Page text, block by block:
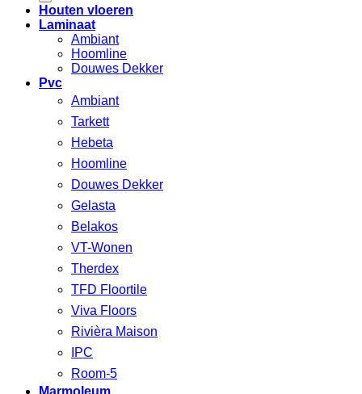
Houten vloeren
Laminaat
Ambiant
Hoomline
Douwes Dekker
Pvc
Ambiant
Tarkett
Hebeta
Hoomline
Douwes Dekker
Gelasta
Belakos
VT-Wonen
Therdex
TFD Floortile
Viva Floors
Rivièra Maison
IPC
Room-5
Marmoleum